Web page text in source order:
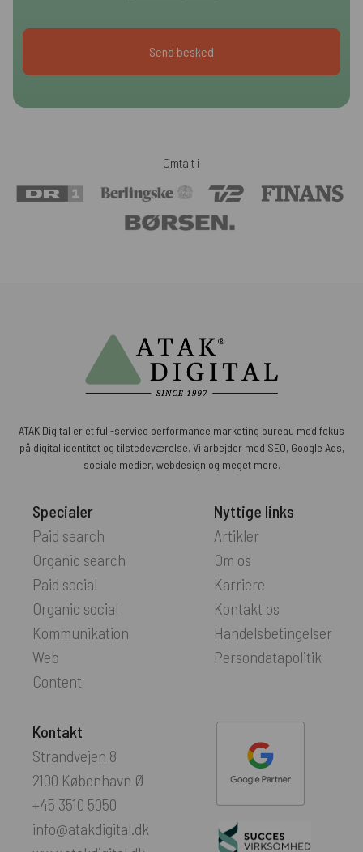
Omtalt i
ATAK Digital er et full-service performance marketing bureau med fokus
på digital identitet og tilstedeværelse. Vi arbejder med SEO, Google Ads,
sociale medier, webdesign og meget mere.
Kontakt
Strandvejen 8
2100 København Ø
+45 3510 5050
info@atakdigital.dk
Specialer
Paid search
Organic search
Paid social
Organic social
Kommunikation
Web
Content
Nyttige links
Artikler
Om os
Karriere
Kontakt os
Handelsbetingelser
Persondatapolitik